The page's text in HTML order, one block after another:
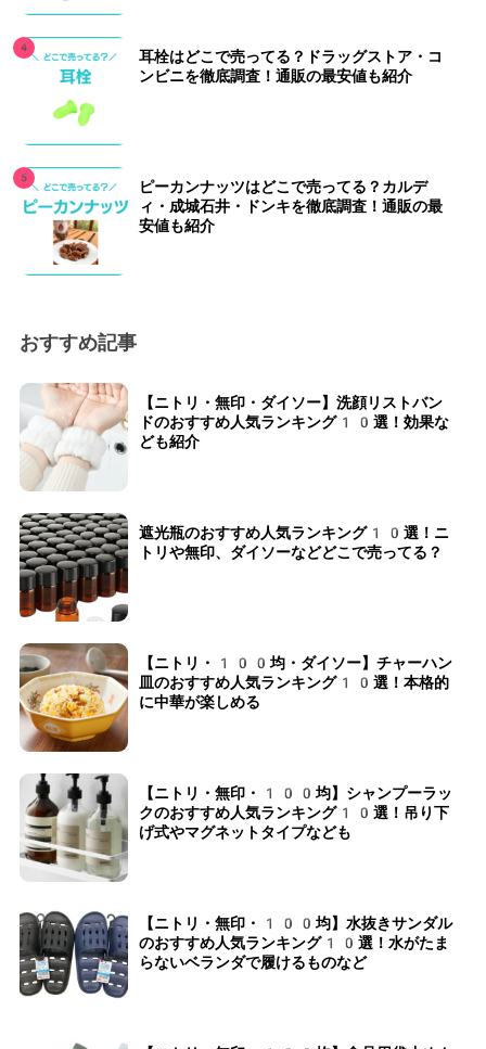
耳栓はどこで売ってる？ドラッグストア・コ
ンビニを徹底調査！通販の最安値も紹介
ピーカンナッツはどこで売ってる？カルデ
ィ・成城石井・ドンキを徹底調査！通販の最
安値も紹介
おすすめ記事
【ニトリ・無印・ダイソー】洗顔リストバン
ドのおすすめ人気ランキング10選！効果な
ども紹介
遮光瓶のおすすめ人気ランキング10選！ニ
トリや無印、ダイソーなどどこで売ってる？
【ニトリ・100均・ダイソー】チャーハン
皿のおすすめ人気ランキング10選！本格的
に中華が楽しめる
【ニトリ・無印・100均】シャンプーラッ
クのおすすめ人気ランキング10選！吊り下
げ式やマグネットタイプなども
【ニトリ・無印・100均】水抜きサンダル
のおすすめ人気ランキング10選！水がたま
らないベランダで履けるものなど